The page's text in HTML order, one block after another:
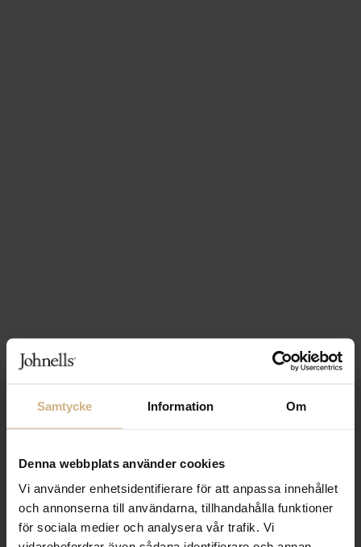
Samtycke Information Om
Denna webbplats använder cookies
Vi använder enhetsidentifierare för att anpassa innehållet
och annonserna till användarna, tillhandahålla funktioner
för sociala medier och analysera vår trafik. Vi
1-3 VARDAGARS LEVERANS